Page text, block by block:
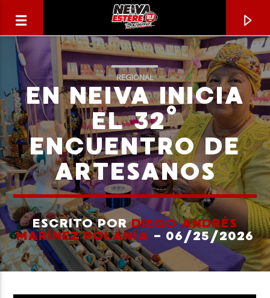
CANCIÓN ACTUAL
TÍTULO
ARTISTA
REGIONAL
EN NEIVA INICIA
EL 32°
ENCUENTRO DE
ARTESANOS
ESCRITO PORDIEGO ANDRÉS
MARÍNEZ POLANÍA - 06/25/2026